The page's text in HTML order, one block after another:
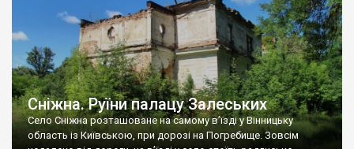
Сніжна. Руїни палацу Залеських
Село Сніжна розташоване на самому в’їзді у Вінницьку
область із Київською, при дорозі на Погребище. Зовсім